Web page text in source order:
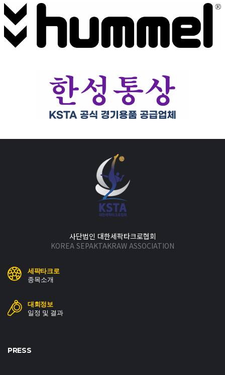
사단법인 대한세팍타크로협회
KOREA SEPAKTAKRAW ASSOCIATION
세팍타크로
종목소개
대회정보
일정 및 결과
PRESS